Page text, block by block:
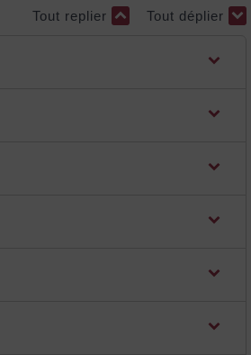
Tout replier Tout déplier